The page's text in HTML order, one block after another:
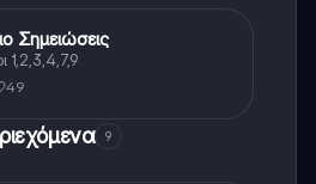
Σημειώσεις
1,2,3,4,7,9
49
9